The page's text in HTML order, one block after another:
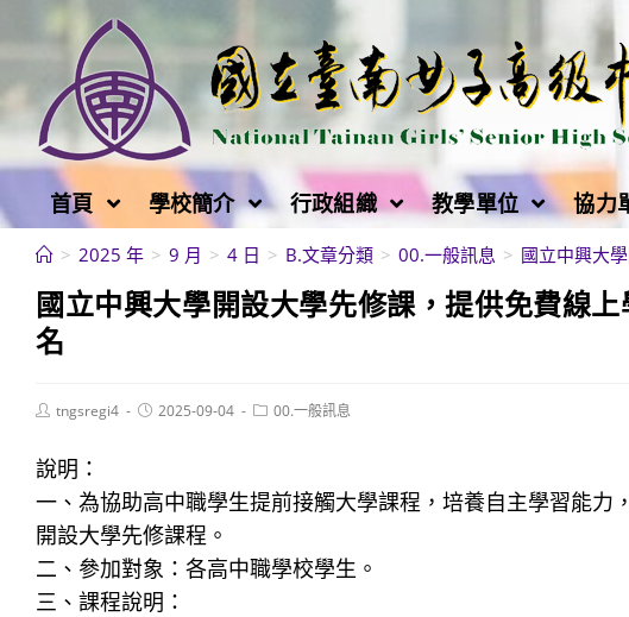
轉
至
容
首頁 學校簡介 行政組織 教學單位 協力
> 2025 年 > 9 月 > 4 日 > B.文章分類 > 00.一般訊息 > 國立中興大
國立中興大學開設大學先修課，提供免費線
名
Posttngsregi4
Post2025-09-04
Post00.一般訊息
說明：
一、為協助高中職學生提前接觸大學課程，培養自主學習能
開設大學先修課程。
二、參加對象：各高中職學校學生。
三、課程說明：